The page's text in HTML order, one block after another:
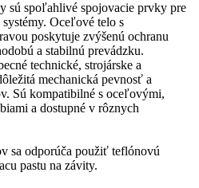
sú spoľahlivé spojovacie prvky pre
Oceľové telo s
poskytuje zvýšenú ochranu
a stabilnú prevádzku.
technické, strojárske a
mechanická pevnosť a
Sú kompatibilné s oceľovými,
a dostupné v rôznych
sa odporúča použiť teflónovú
pastu na závity.